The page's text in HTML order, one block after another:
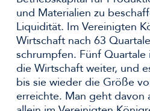
und Materialien zu
Liquidität. Im Vereinigten
Wirtschaft nach 63
schrumpfen. Fünf
die Wirtschaft weiter, und
bis sie wieder die Größe
erreichte. Man geht davon